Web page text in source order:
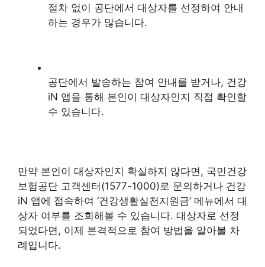
절차 없이 공단에서 대상자를 선정하여 안내
하는 경우가 많습니다.
공단에서 발송하는 참여 안내를 받거나, 건강
iN 앱을 통해 본인이 대상자인지 직접 확인할
수 있습니다.
만약 본인이 대상자인지 확실하지 않다면, 국민건강
보험공단 고객센터(1577-1000)로 문의하거나 건강
iN 앱에 접속하여 ‘건강생활실천지원금’ 메뉴에서 대
상자 여부를 조회해볼 수 있습니다. 대상자로 선정
되었다면, 이제 본격적으로 참여 방법을 알아볼 차
례입니다.